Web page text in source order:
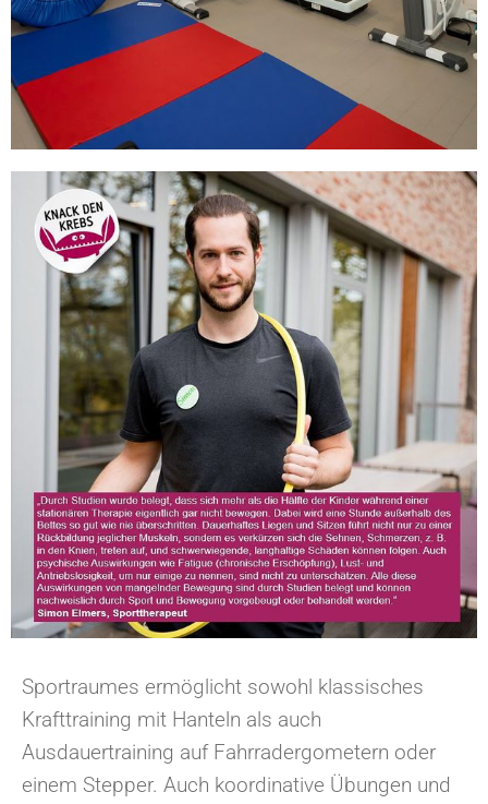
Sportraumes ermöglicht sowohl klassisches
Krafttraining mit Hanteln als auch
Ausdauertraining auf Fahrradergometern oder
einem Stepper. Auch koordinative Übungen und